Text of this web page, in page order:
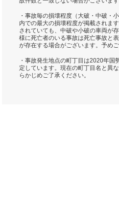
・事故毎の損壊程度（大破・中破・
内での最大の損壊程度が掲載されま
されていても、中破や小破の車両が
様に死亡者のいる事故は死亡事故と
が存在する場合がございます。予めご
・事故発生地点の町丁目は2020年国
定しています。現在の町丁目名と異
らかじめご了承ください。